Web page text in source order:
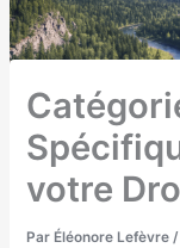
votre
Par Éléonore Lefèvre